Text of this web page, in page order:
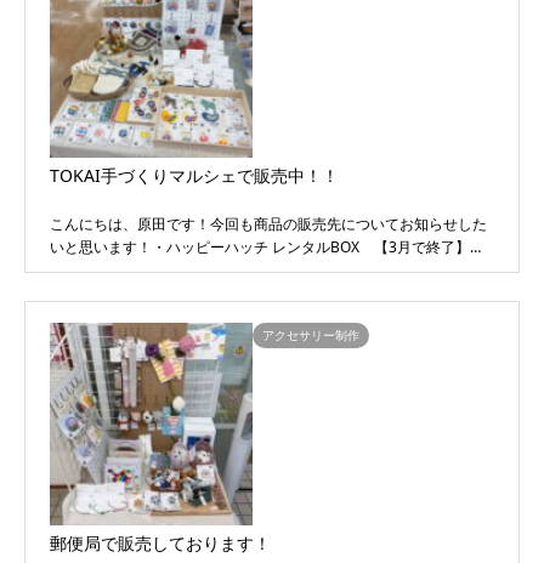
TOKAI手づくりマルシェで販売中！！
こんにちは、原田です！今回も商品の販売先についてお知らせした
いと思います！・ハッピーハッチ レンタルBOX 【3月で終了】…
アクセサリー制作
郵便局で販売しております！